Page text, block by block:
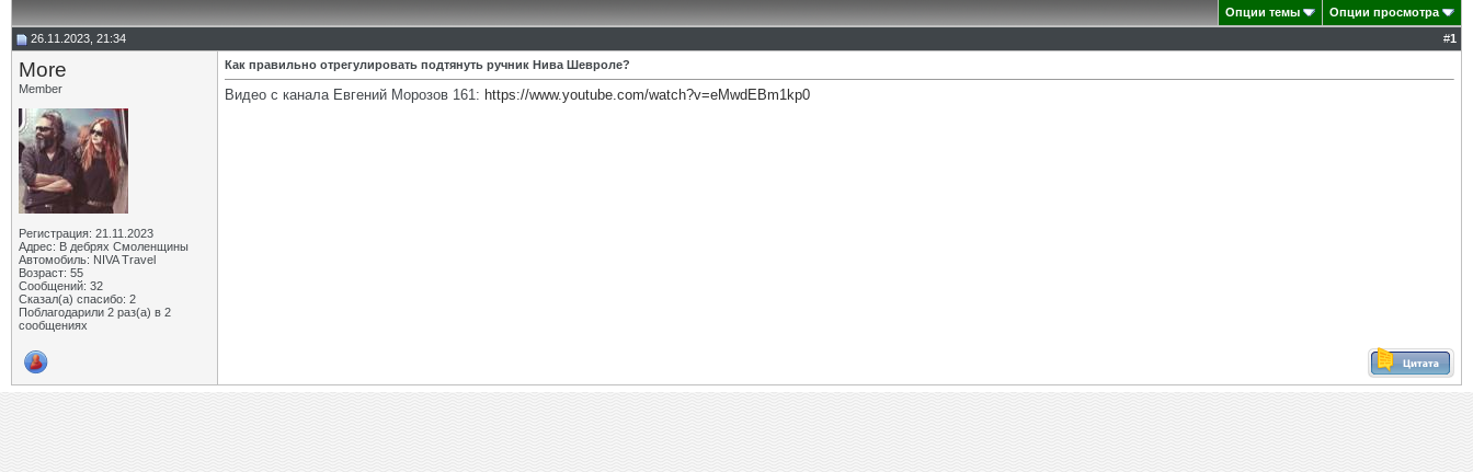
Опции темы
Опции просмотра
26.11.2023, 21:34
#1
More
Member
Регистрация: 21.11.2023
Адрес: В дебрях Смоленщины
Автомобиль: NIVA Travel
Возраст: 55
Сообщений: 32
Сказал(а) спасибо: 2
Поблагодарили 2 раз(а) в 2
сообщениях
Как правильно отрегулировать подтянуть ручник Нива Шевроле?
Видео с канала Евгений Морозов 161: https://www.youtube.com/watch?v=eMwdEBm1kp0